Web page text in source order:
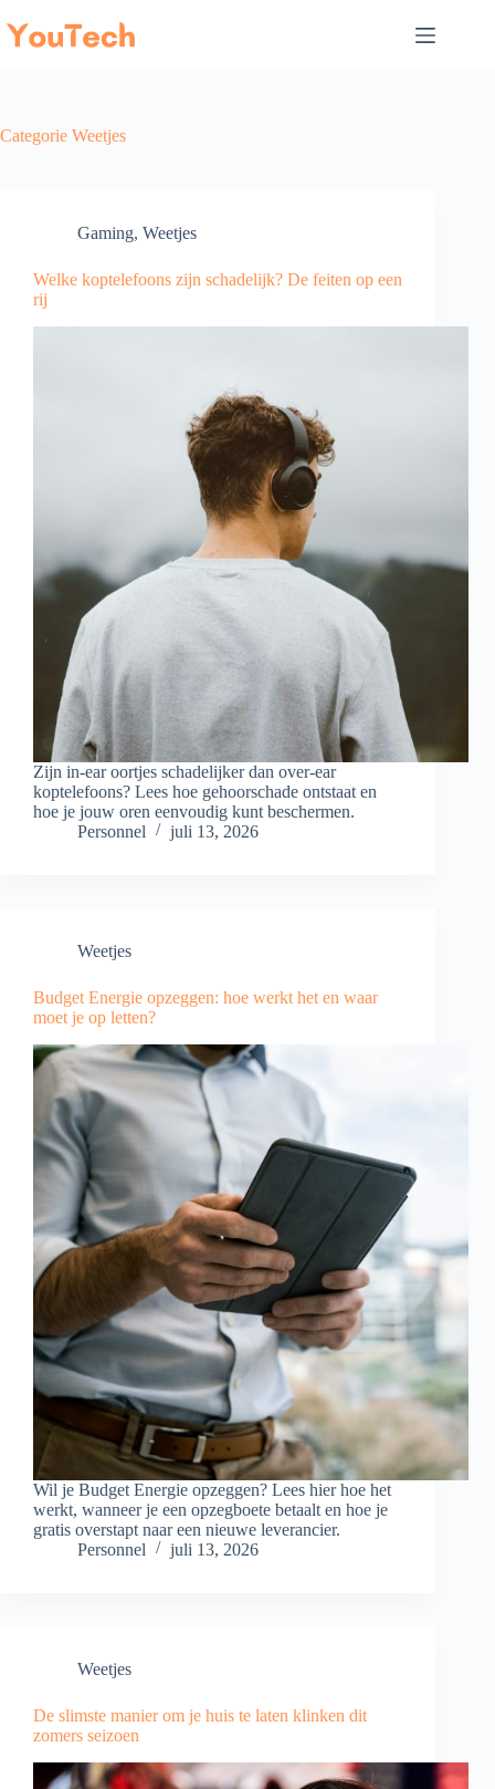
naar
de
Categorie Weetjes
Gaming, Weetjes
Welke koptelefoons zijn schadelijk? De feiten op een
rij
Zijn in-ear oortjes schadelijker dan over-ear
koptelefoons? Lees hoe gehoorschade ontstaat en
hoe je jouw oren eenvoudig kunt beschermen.
Personnel
juli 13, 2026
Weetjes
Budget Energie opzeggen: hoe werkt het en waar
moet je op letten?
Wil je Budget Energie opzeggen? Lees hier hoe het
werkt, wanneer je een opzegboete betaalt en hoe je
gratis overstapt naar een nieuwe leverancier.
Personnel
juli 13, 2026
Weetjes
De slimste manier om je huis te laten klinken dit
zomers seizoen